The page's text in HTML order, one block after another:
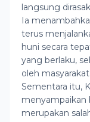
langsung
Ia
terus
huni secara
yang berlaku,
oleh
Sementara itu,
menyampaikan
merupakan